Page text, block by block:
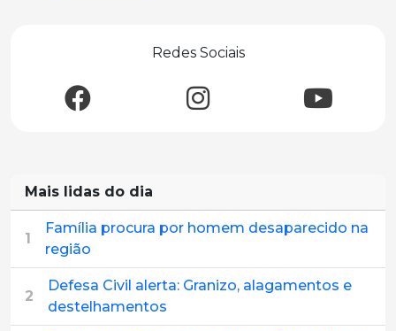
Redes Sociais
Mais lidas do dia
1
Família procura por homem desaparecido na
região
2
Defesa Civil alerta: Granizo, alagamentos e
destelhamentos